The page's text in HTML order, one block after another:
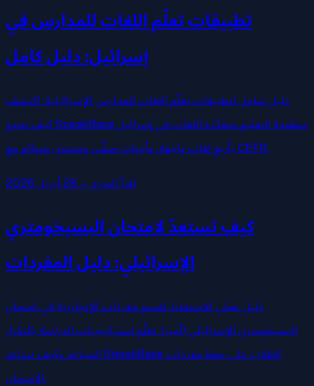
تطبيقات تعلّم اللغات للمدارس في
إسرائيل: دليل كامل
دليل شامل لتطبيقات تعلّم اللغات للمدارس الإسرائيلية. اكتشف
كيف تخدم SpeakBase منظومة التعليم متعدّدة اللغات في إسرائيل
بأربع لغات واجهة، وأدوات صفّ، ومحتوى متوائم مع CEFR.
اقرأ المزيد →28 أبريل 2026
كيف تستعدّ لامتحان البسيخومتري
الإسرائيلي: دليل المفردات
دليل عملي للاستعداد لقسم مفردات الإنجليزية في امتحان
البسيخومتري الإسرائيلي (أمير). تعلّم استراتيجيات الدراسة بالتكرار
المتباعد وكيف تساعد SpeakBase الطلاب على حفظ مفردات
الامتحان.